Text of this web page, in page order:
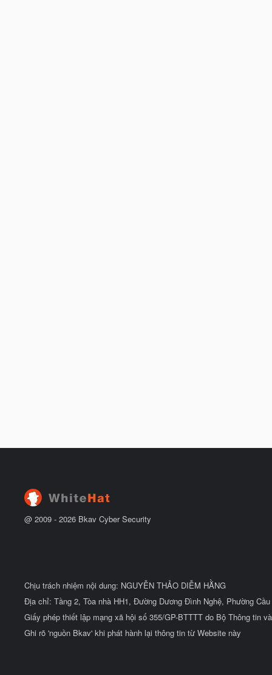
@ 2009 - 2026 Bkav Cyber Security
Chịu trách nhiệm nội dung: NGUYỄN THẢO DIỄM HẰNG
Địa chỉ: Tầng 2, Tòa nhà HH1, Đường Dương Đình Nghệ, Phường
Giấy phép thiết lập mạng xã hội số 355/GP-BTTTT do Bộ Thông tin
Ghi rõ 'nguồn Bkav' khi phát hành lại thông tin từ Website này